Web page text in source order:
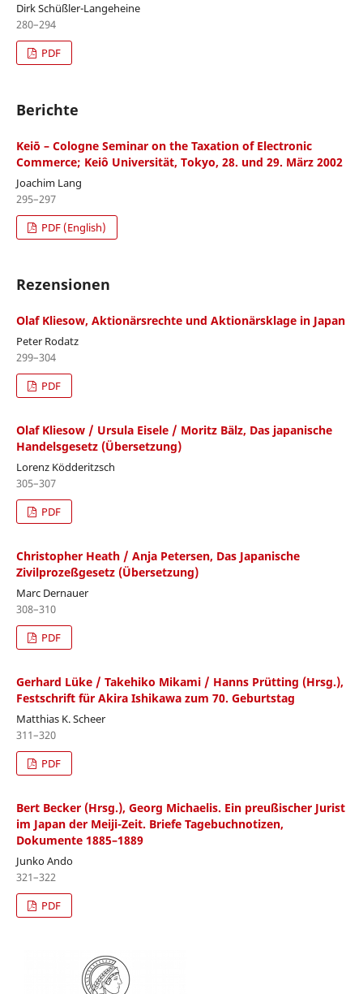
Dirk Schüßler-Langeheine
280–294
PDF
Berichte
Keiō – Cologne Seminar on the Taxation of Electronic
Commerce; Keiô Universität, Tokyo, 28. und 29. März 2002
Joachim Lang
295–297
PDF (English)
Rezensionen
Olaf Kliesow, Aktionärsrechte und Aktionärsklage in Japan
Peter Rodatz
299–304
PDF
Olaf Kliesow / Ursula Eisele / Moritz Bälz, Das japanische
Handelsgesetz (Übersetzung)
Lorenz Ködderitzsch
305–307
PDF
Christopher Heath / Anja Petersen, Das Japanische
Zivilprozeßgesetz (Übersetzung)
Marc Dernauer
308–310
PDF
Gerhard Lüke / Takehiko Mikami / Hanns Prütting (Hrsg.),
Festschrift für Akira Ishikawa zum 70. Geburtstag
Matthias K. Scheer
311–320
PDF
Bert Becker (Hrsg.), Georg Michaelis. Ein preußischer Jurist
im Japan der Meiji-Zeit. Briefe Tagebuchnotizen,
Dokumente 1885–1889
Junko Ando
321–322
PDF